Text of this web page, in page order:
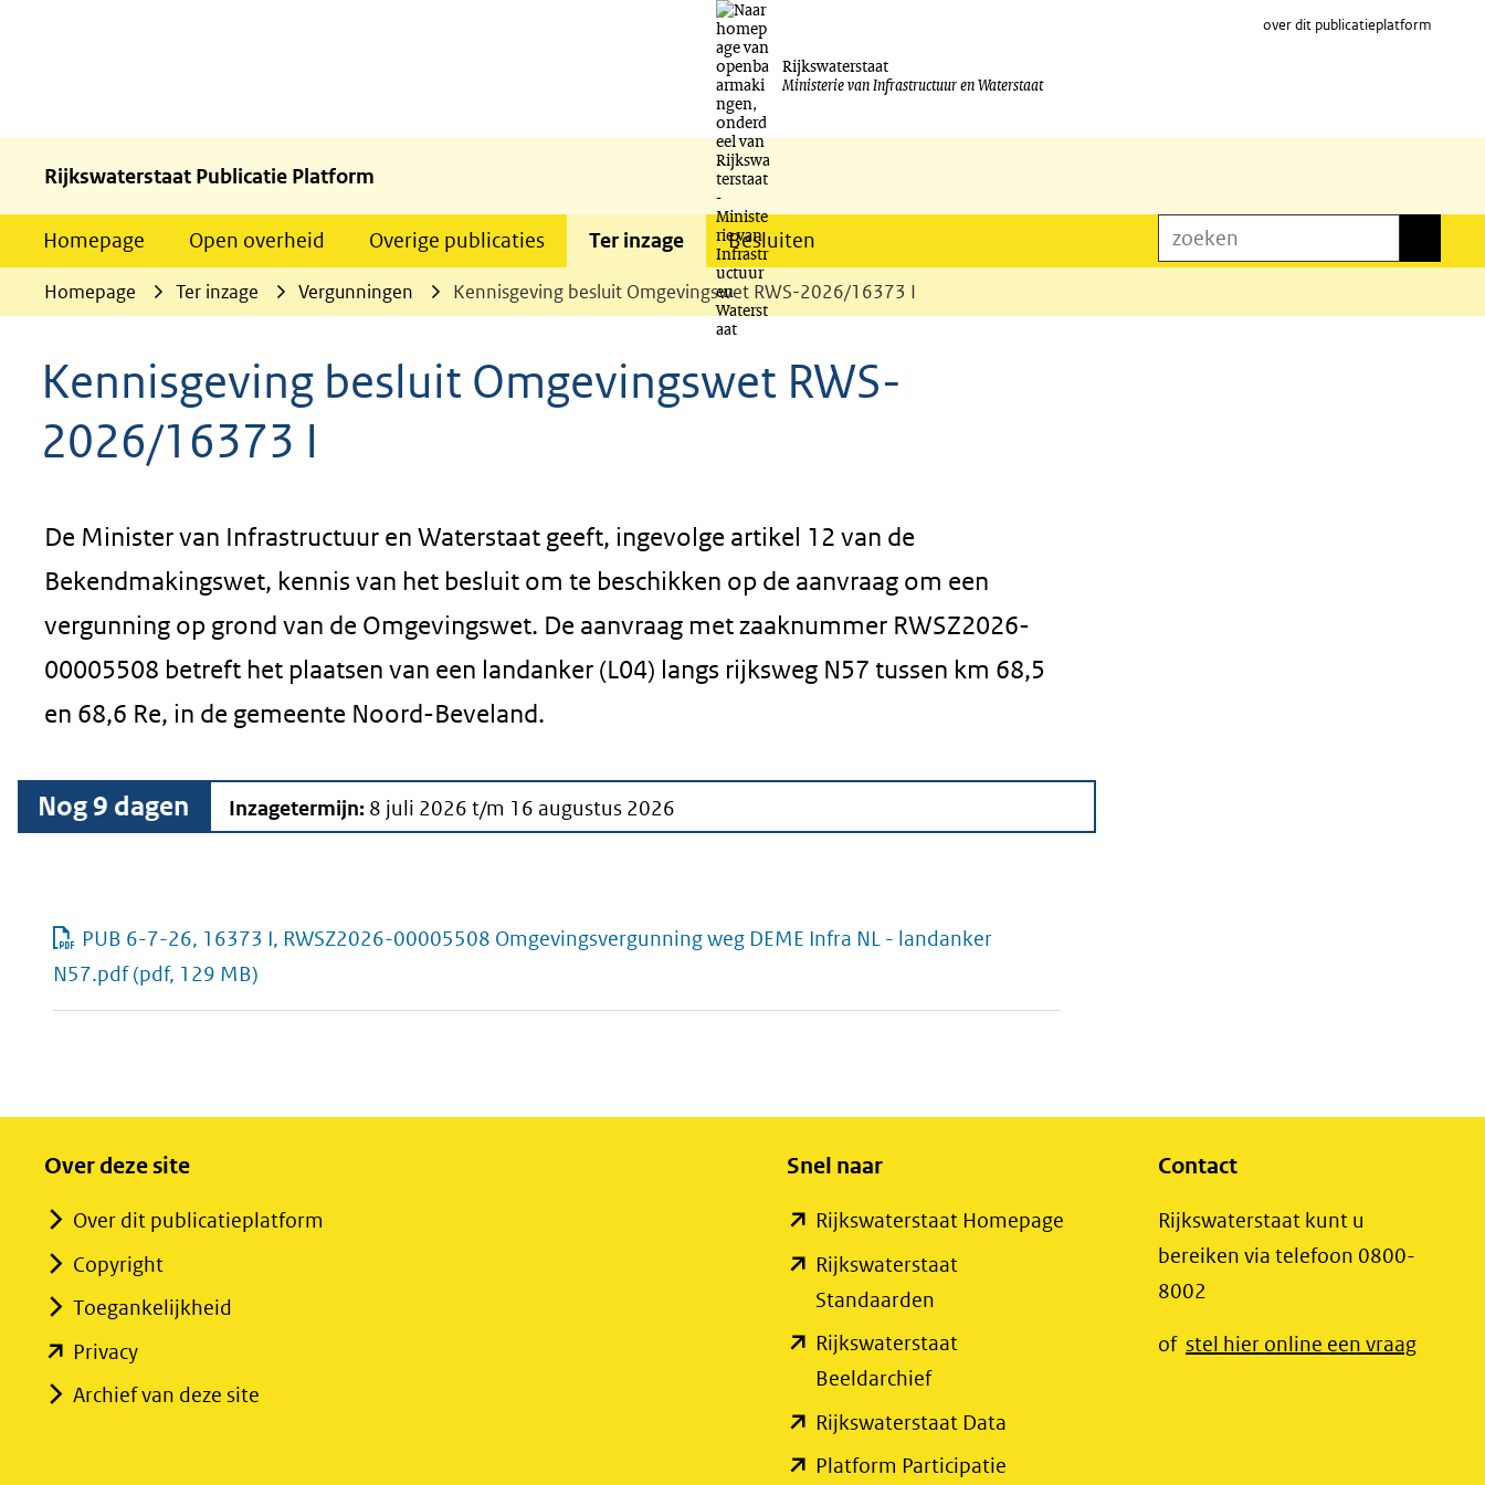
Ga
naar
inhoud
Rijkswaterstaat
Ministerie van Infrastructuur en Waterstaat
over dit publicatieplatform
Rijkswaterstaat Publicatie Platform
Homepage Open overheid Overige publicaties Ter inzage Besluiten zoeken
Homepage Ter inzage Vergunningen Kennisgeving besluit Omgevingswet RWS-2026/16373 I
Kennisgeving besluit Omgevingswet RWS-
2026/16373 I
De Minister van Infrastructuur en Waterstaat geeft, ingevolge artikel 12 van de
Bekendmakingswet, kennis van het besluit om te beschikken op de aanvraag om een
vergunning op grond van de Omgevingswet. De aanvraag met zaaknummer RWSZ2026-
00005508 betreft het plaatsen van een landanker (L04) langs rijksweg N57 tussen km 68,5
en 68,6 Re, in de gemeente Noord-Beveland.
Nog9 dagen Inzagetermijn: 8 juli 2026 t/m 16 augustus 2026
PUB 6-7-26, 16373 I, RWSZ2026-00005508 Omgevingsvergunning weg DEME Infra NL - landanker
N57.pdf(pdf, 129 MB)
Over deze site
Over dit publicatieplatform
Copyright
Toegankelijkheid
Privacy(opent
in
Archief van deze site
Snel naar
Rijkswaterstaat Homepage
Rijkswaterstaat
Standaarden
in
naar
Rijkswaterstaat
Beeldarchief(opent
in
Rijkswaterstaat Data
Platform Participatie
Contact
Rijkswaterstaat kunt u
bereiken via telefoon 0800-
8002
of stel hier online een vraag(opent